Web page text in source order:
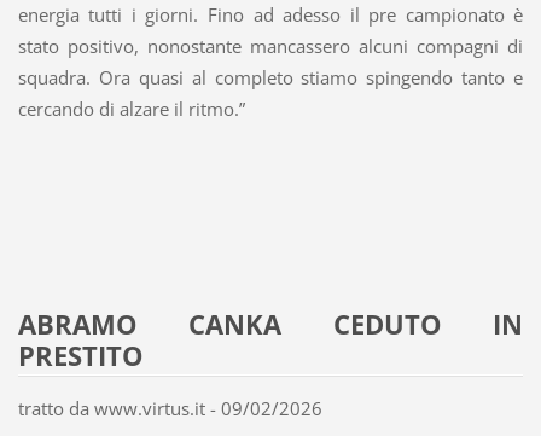
energia tutti i giorni. Fino ad adesso il pre campionato è
stato positivo, nonostante mancassero alcuni compagni di
squadra. Ora quasi al completo stiamo spingendo tanto e
cercando di alzare il ritmo.”
ABRAMO CANKA CEDUTO IN
PRESTITO
tratto da www.virtus.it - 09/02/2026